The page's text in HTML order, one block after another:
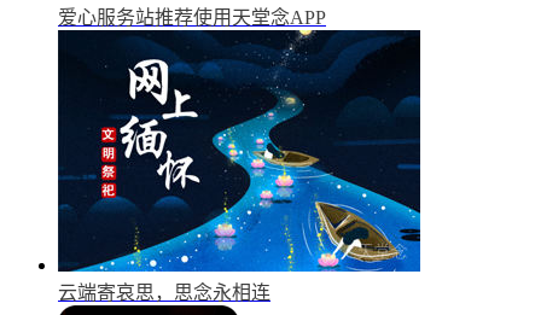
爱心服务站推荐使用天堂念APP
云端寄哀思，思念永相连